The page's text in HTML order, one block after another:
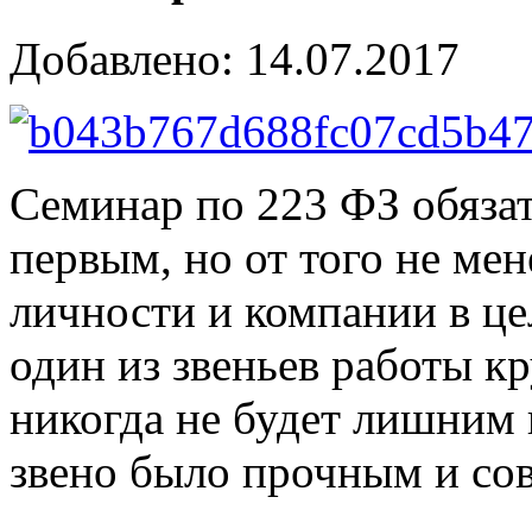
Добавлено: 14.07.2017
Семинар по 223 ФЗ
первым, но от того не
личности и компании в
один из звеньев работы
никогда не будет лишним
звено было прочным и